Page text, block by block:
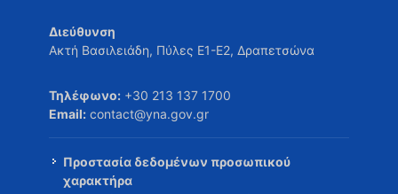
Διεύθυνση
Ακτή Βασιλειάδη, Πύλες Ε1-Ε2, Δραπετσώνα
Τηλέφωνο: +30 213 137 1700
Email: contact@yna.gov.gr
Προστασία δεδομένων προσωπικού
χαρακτήρα